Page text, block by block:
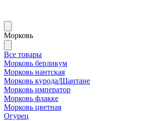
Морковь
Все товары
Морковь берликум
Морковь нантская
Морковь курода/Шантане
Морковь император
Морковь флакке
Морковь цветная
Огурец